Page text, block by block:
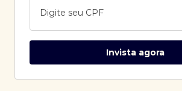
Digite seu CPF
Invista agora